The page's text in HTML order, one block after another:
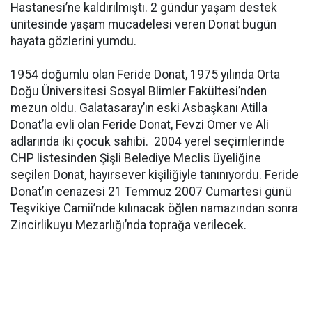
Hastanesi’ne kaldırılmıştı. 2 gündür yaşam destek
ünitesinde yaşam mücadelesi veren Donat bugün
hayata gözlerini yumdu.
1954 doğumlu olan Feride Donat, 1975 yılında Orta
Doğu Üniversitesi Sosyal Blimler Fakültesi’nden
mezun oldu. Galatasaray’ın eski Asbaşkanı Atilla
Donat’la evli olan Feride Donat, Fevzi Ömer ve Ali
adlarında iki çocuk sahibi. 2004 yerel seçimlerinde
CHP listesinden Şişli Belediye Meclis üyeliğine
seçilen Donat, hayırsever kişiliğiyle tanınıyordu. Feride
Donat’ın cenazesi 21 Temmuz 2007 Cumartesi günü
Teşvikiye Camii’nde kılınacak öğlen namazından sonra
Zincirlikuyu Mezarlığı’nda toprağa verilecek.